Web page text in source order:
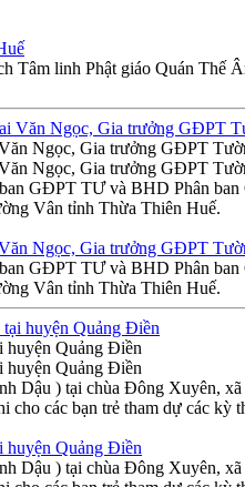
Tâm linh Phật giáo Quán
Ngọc, Gia trưởng GĐPT
Ngọc, Gia trưởng GĐPT
GĐPT TƯ và BHD Phân
Vân tỉnh Thừa Thiên Huế.
Ngọc, Gia trưởng GĐPT
GĐPT TƯ và BHD Phân
Vân tỉnh Thừa Thiên Huế.
huyện Quảng Điền
huyện Quảng Điền
Dậu ) tại chùa Đông Xuyên,
cho các bạn trẻ tham dự các kỳ
huyện Quảng Điền
Dậu ) tại chùa Đông Xuyên,